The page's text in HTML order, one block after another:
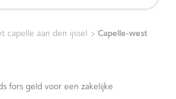
capelle aan den ijssel > Capelle-west
fors geld voor een zakelijke